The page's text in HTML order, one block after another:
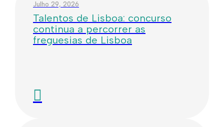
Julho 29, 2026
Talentos de Lisboa: concurso
continua a percorrer as
freguesias de Lisboa